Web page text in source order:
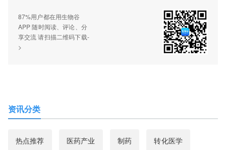
87%用户都在用生物谷
APP 随时阅读、评论、分
享交流 请扫描二维码下载-
>
资讯分类
热点推荐 医药产业 制药 转化医学